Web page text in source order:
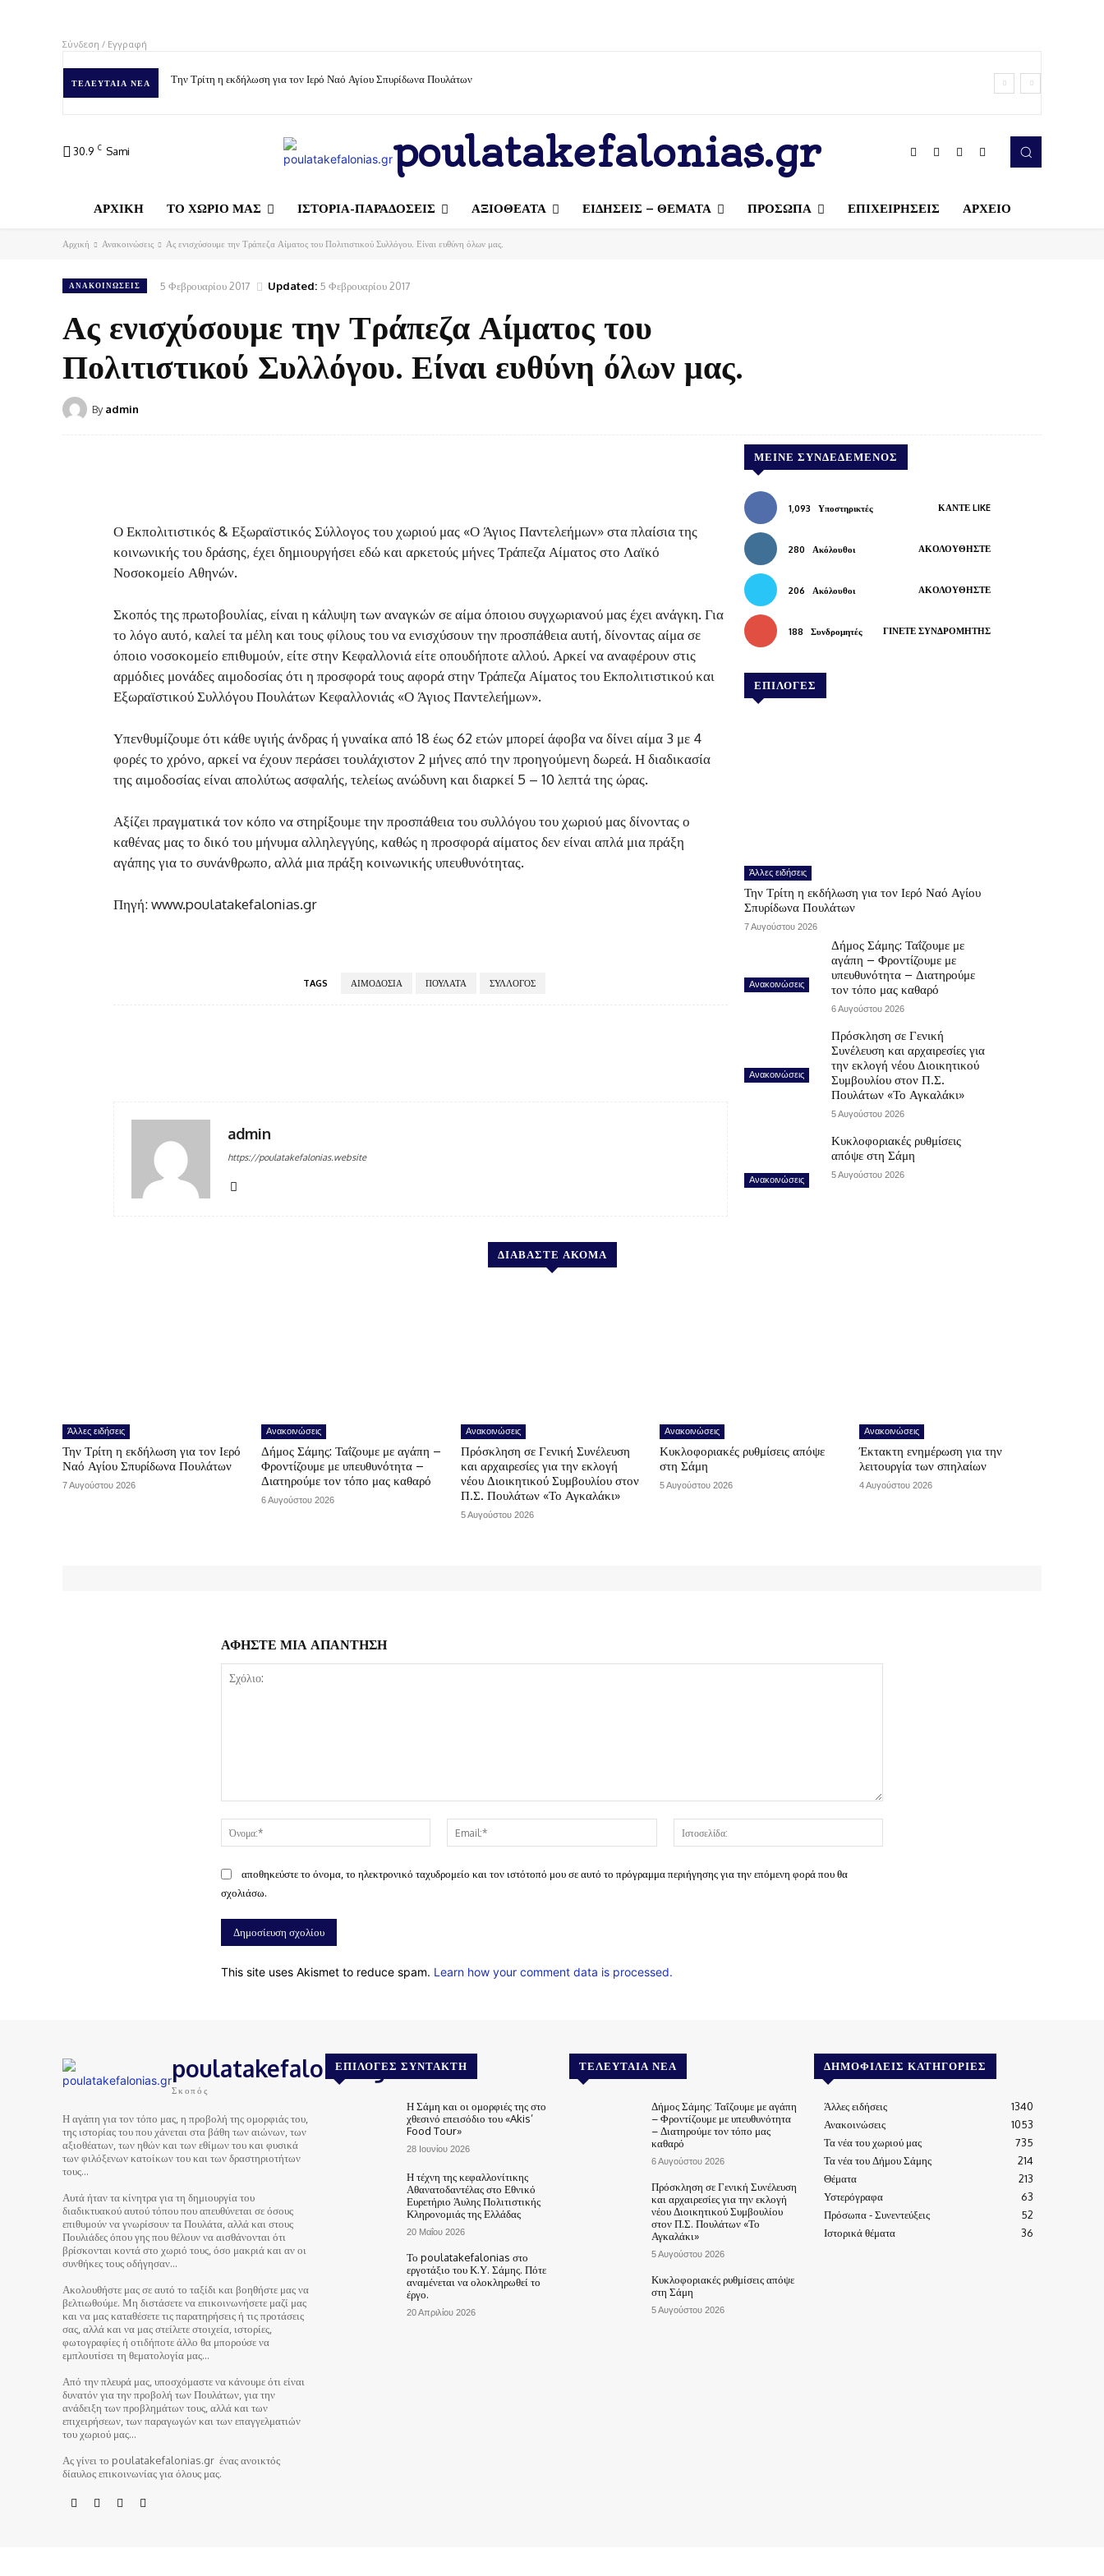
Σύνδεση / Εγγραφή
ΤΕΛΕΥΤΑΊΑ ΝΈΑ Την Τρίτη η εκδήλωση για τον Ιερό Ναό Αγίου Σπυρίδωνα Πουλάτων
30.9 C Sami poulatakefalonias.gr
ΑΡΧΙΚΗ ΤΟ ΧΩΡΙΟ ΜΑΣ ΙΣΤΟΡΙΑ-ΠΑΡΑΔΟΣΕΙΣ ΑΞΙΟΘΕΑΤΑ ΕΙΔΗΣΕΙΣ – ΘΕΜΑΤΑ ΠΡΟΣΩΠΑ ΕΠΙΧΕΙΡΗΣΕΙΣ ΑΡΧΕΙΟ
Αρχική Ανακοινώσεις Ας ενισχύσουμε την Τράπεζα Αίματος του Πολιτιστικού Συλλόγου. Είναι ευθύνη όλων μας.
ΑΝΑΚΟΙΝΏΣΕΙΣ 5 Φεβρουαρίου 2017 Updated: 5 Φεβρουαρίου 2017
Ας ενισχύσουμε την Τράπεζα Αίματος του
Πολιτιστικού Συλλόγου. Είναι ευθύνη όλων μας.
By admin
Ο Εκπολιτιστικός & Εξωραϊστικός Σύλλογος του χωριού μας «Ο Άγιος Παντελεήμων» στα πλαίσια της
κοινωνικής του δράσης, έχει δημιουργήσει εδώ και αρκετούς μήνες Τράπεζα Αίματος στο Λαϊκό
Νοσοκομείο Αθηνών.
Σκοπός της πρωτοβουλίας, είναι η κάλυψη των αναγκών σε αίμα όποιου συγχωριανού μας έχει ανάγκη. Για
το λόγο αυτό, καλεί τα μέλη και τους φίλους του να ενισχύσουν την προσπάθεια αυτή, δίνοντας αίμα σε
όποιο νοσοκομείο επιθυμούν, είτε στην Κεφαλλονιά είτε οπουδήποτε αλλού. Αρκεί να αναφέρουν στις
αρμόδιες μονάδες αιμοδοσίας ότι η προσφορά τους αφορά στην Τράπεζα Αίματος του Εκπολιτιστικού και
Εξωραϊστικού Συλλόγου Πουλάτων Κεφαλλονιάς «Ο Άγιος Παντελεήμων».
Υπενθυμίζουμε ότι κάθε υγιής άνδρας ή γυναίκα από 18 έως 62 ετών μπορεί άφοβα να δίνει αίμα 3 με 4
φορές το χρόνο, αρκεί να έχουν περάσει τουλάχιστον 2 μήνες από την προηγούμενη δωρεά. Η διαδικασία
της αιμοδοσίας είναι απολύτως ασφαλής, τελείως ανώδυνη και διαρκεί 5 – 10 λεπτά της ώρας.
Αξίζει πραγματικά τον κόπο να στηρίξουμε την προσπάθεια του συλλόγου του χωριού μας δίνοντας ο
καθένας μας το δικό του μήνυμα αλληλεγγύης, καθώς η προσφορά αίματος δεν είναι απλά μια πράξη
αγάπης για το συνάνθρωπο, αλλά μια πράξη κοινωνικής υπευθυνότητας.
Πηγή: www.poulatakefalonias.gr
TAGS ΑΙΜΟΔΟΣΙΑ ΠΟΥΛΑΤΑ ΣΥΛΛΟΓΟΣ
admin
https://poulatakefalonias.website
ΜΕΊΝΕ ΣΥΝΔΕΔΕΜΈΝΟΣ
1,093 Υποστηρικτές ΚΆΝΤΕ LIKE
280 Ακόλουθοι ΑΚΟΛΟΥΘΉΣΤΕ
206 Ακόλουθοι ΑΚΟΛΟΥΘΉΣΤΕ
188 Συνδρομητές ΓΊΝΕΤΕ ΣΥΝΔΡΟΜΗΤΉΣ
ΕΠΙΛΟΓΕΣ
Άλλες ειδήσεις
Την Τρίτη η εκδήλωση για τον Ιερό Ναό Αγίου
Σπυρίδωνα Πουλάτων
7 Αυγούστου 2026
Ανακοινώσεις
Δήμος Σάμης: Ταΐζουμε με
αγάπη – Φροντίζουμε με
υπευθυνότητα – Διατηρούμε
τον τόπο μας καθαρό
6 Αυγούστου 2026
Ανακοινώσεις
Πρόσκληση σε Γενική
Συνέλευση και αρχαιρεσίες για
την εκλογή νέου Διοικητικού
Συμβουλίου στον Π.Σ.
Πουλάτων «Το Αγκαλάκι»
5 Αυγούστου 2026
Ανακοινώσεις
Κυκλοφοριακές ρυθμίσεις
απόψε στη Σάμη
5 Αυγούστου 2026
ΔΙΑΒΑΣΤΕ ΑΚΟΜΑ
Άλλες ειδήσεις
Την Τρίτη η εκδήλωση για τον Ιερό
Ναό Αγίου Σπυρίδωνα Πουλάτων
7 Αυγούστου 2026
Ανακοινώσεις
Δήμος Σάμης: Ταΐζουμε με αγάπη –
Φροντίζουμε με υπευθυνότητα –
Διατηρούμε τον τόπο μας καθαρό
6 Αυγούστου 2026
Ανακοινώσεις
Πρόσκληση σε Γενική Συνέλευση
και αρχαιρεσίες για την εκλογή
νέου Διοικητικού Συμβουλίου στον
Π.Σ. Πουλάτων «Το Αγκαλάκι»
5 Αυγούστου 2026
Ανακοινώσεις
Κυκλοφοριακές ρυθμίσεις απόψε
στη Σάμη
5 Αυγούστου 2026
Ανακοινώσεις
Έκτακτη ενημέρωση για την
λειτουργία των σπηλαίων
4 Αυγούστου 2026
ΑΦΗΣΤΕ ΜΙΑ ΑΠΑΝΤΗΣΗ
Όνομα:*
Email:*
αποθηκεύστε το όνομα, το ηλεκτρονικό ταχυδρομείο και τον ιστότοπό μου σε αυτό το πρόγραμμα περιήγησης για την επόμενη φορά που θα
σχολιάσω.
This site uses Akismet to reduce spam. Learn how your comment data is processed.
poulatakefalonias.gr
Σκοπός
Η αγάπη για τον τόπο μας, η προβολή της ομορφιάς του,
της ιστορίας του που χάνεται στα βάθη των αιώνων, των
αξιοθέατων, των ηθών και των εθίμων του και φυσικά
των φιλόξενων κατοίκων του και των δραστηριοτήτων
τους…
Αυτά ήταν τα κίνητρα για τη δημιουργία του
διαδικτυακού αυτού τόπου που απευθύνεται σε όσους
επιθυμούν να γνωρίσουν τα Πουλάτα, αλλά και στους
Πουλιάδες όπου γης που θέλουν να αισθάνονται ότι
βρίσκονται κοντά στο χωριό τους, όσο μακριά και αν οι
συνθήκες τους οδήγησαν…
Ακολουθήστε μας σε αυτό το ταξίδι και βοηθήστε μας να
βελτιωθούμε. Μη διστάσετε να επικοινωνήσετε μαζί μας
και να μας καταθέσετε τις παρατηρήσεις ή τις προτάσεις
σας, αλλά και να μας στείλετε στοιχεία, ιστορίες,
φωτογραφίες ή οτιδήποτε άλλο θα μπορούσε να
εμπλουτίσει τη θεματολογία μας…
Από την πλευρά μας, υποσχόμαστε να κάνουμε ότι είναι
δυνατόν για την προβολή των Πουλάτων, για την
ανάδειξη των προβλημάτων τους, αλλά και των
επιχειρήσεων, των παραγωγών και των επαγγελματιών
του χωριού μας…
Ας γίνει το poulatakefalonias.gr ένας ανοικτός
δίαυλος επικοινωνίας για όλους μας.
ΕΠΙΛΟΓΈΣ ΣΥΝΤΆΚΤΗ
Η Σάμη και οι ομορφιές της στο
χθεσινό επεισόδιο του «Akis’
Food Tour»
28 Ιουνίου 2026
Η τέχνη της κεφαλλονίτικης
Αθανατοδαντέλας στο Εθνικό
Ευρετήριο Άυλης Πολιτιστικής
Κληρονομιάς της Ελλάδας
20 Μαΐου 2026
Το poulatakefalonias στο
εργοτάξιο του Κ.Υ. Σάμης. Πότε
αναμένεται να ολοκληρωθεί το
έργο.
20 Απριλίου 2026
ΤΕΛΕΥΤΑΊΑ ΝΈΑ
Δήμος Σάμης: Ταΐζουμε με αγάπη
– Φροντίζουμε με υπευθυνότητα
– Διατηρούμε τον τόπο μας
καθαρό
6 Αυγούστου 2026
Πρόσκληση σε Γενική Συνέλευση
και αρχαιρεσίες για την εκλογή
νέου Διοικητικού Συμβουλίου
στον Π.Σ. Πουλάτων «Το
Αγκαλάκι»
5 Αυγούστου 2026
Κυκλοφοριακές ρυθμίσεις απόψε
στη Σάμη
5 Αυγούστου 2026
ΔΗΜΟΦΙΛΕΊΣ ΚΑΤΗΓΟΡΊΕΣ
Άλλες ειδήσεις
1340
Ανακοινώσεις
1053
Τα νέα του χωριού μας
735
Τα νέα του Δήμου Σάμης
214
Θέματα
213
Υστερόγραφα
63
Πρόσωπα - Συνεντεύξεις
52
Ιστορικά θέματα
36